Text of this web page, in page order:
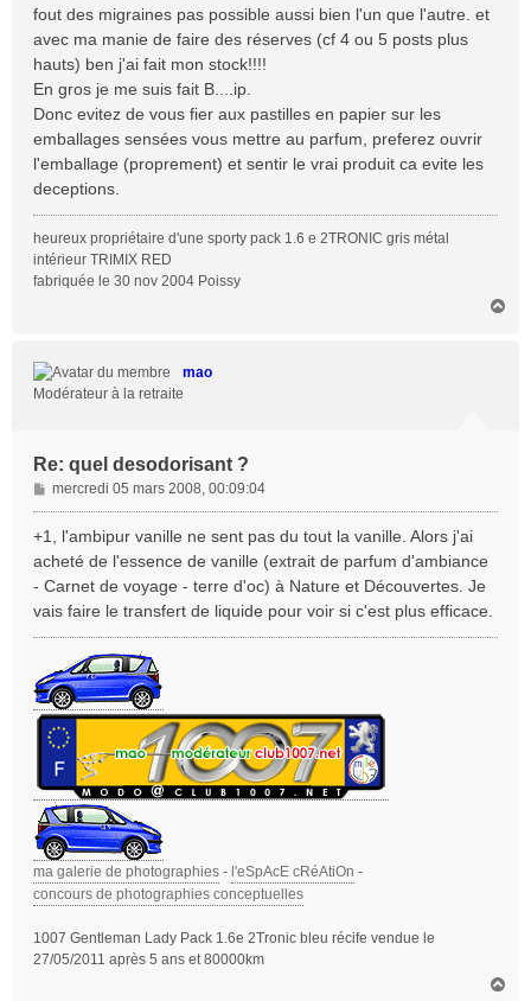
fout des migraines pas possible aussi bien l'un que l'autre. et
avec ma manie de faire des réserves (cf 4 ou 5 posts plus
hauts) ben j'ai fait mon stock!!!!
En gros je me suis fait B....ip.
Donc evitez de vous fier aux pastilles en papier sur les
emballages sensées vous mettre au parfum, preferez ouvrir
l'emballage (proprement) et sentir le vrai produit ca evite les
deceptions.
heureux propriétaire d'une sporty pack 1.6 e 2TRONIC gris métal
intérieur TRIMIX RED
fabriquée le 30 nov 2004 Poissy
mao
Modérateur à la retraite
Re: quel desodorisant ?
M
e
s
s
g
e
mercredi 05 mars 2008, 00:09:04
+1, l'ambipur vanille ne sent pas du tout la vanille. Alors j'ai
acheté de l'essence de vanille (extrait de parfum d'ambiance
- Carnet de voyage - terre d'oc) à Nature et Découvertes. Je
vais faire le transfert de liquide pour voir si c'est plus efficace.
ma galerie de photographies - l'eSpAcE cRéAtiOn -
concours de photographies conceptuelles
1007 Gentleman Lady Pack 1.6e 2Tronic bleu récife vendue le
27/05/2011 après 5 ans et 80000km